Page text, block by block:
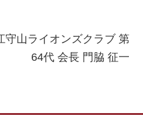
山ライオンズクラブ 第
64代 会長 門脇 征一